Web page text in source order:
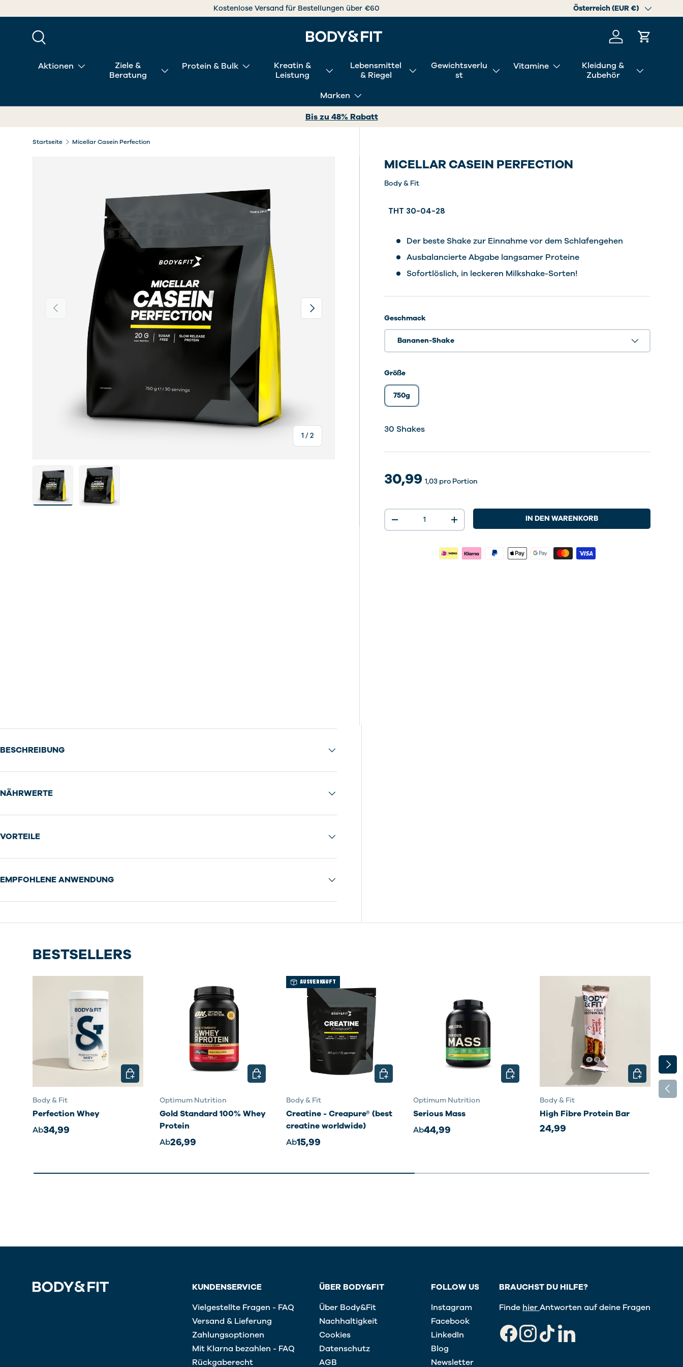
DIREKT ZUM INHALT
Kostenlose Versand für Bestellungen über €60 Land/Region
Österreich (EUR €)
Einloggen
Aktionen
Ziele &
Beratung
Protein & Bulk
Kreatin &
Leistung
Lebensmittel
& Riegel
Gewichtsverlu
st
Vitamine
Kleidung &
Zubehör
Marken
Bis zu 48% Rabatt
Startseite Micellar Casein Perfection
Vorherige
1 /von
2
Nächste
Bild 1 in Galerieansicht laden
Bild 7 in Galerieansicht laden
MICELLAR CASEIN PERFECTION
Body & Fit
THT 30-04-28
Der beste Shake zur Einnahme vor dem Schlafengehen
Ausbalancierte Abgabe langsamer Proteine
Sofortlöslich, in leckeren Milkshake-Sorten!
Geschmack
Bananen-Shake
Größe
750g
30 Shakes30 Shakes
30 Shakes
30 Shakes
30 Shakes
30 Shakes
30,99 1,03 pro Portion
Anzahl
-
+ IN DEN WARENKORB
BESCHREIBUNG
NÄHRWERTE
VORTEILE
EMPFOHLENE ANWENDUNG
BESTSELLERS
Body & Fit
Perfection Whey
Ab34,99
OPTIONEN AUSWÄHLEN
Optimum Nutrition
Gold Standard 100% Whey
Protein
Ab26,99
OPTIONEN AUSWÄHLEN
AUSVERKAUFT
Body & Fit
Creatine - Creapure® (best
creatine worldwide)
Ab15,99
OPTIONEN AUSWÄHLEN
Optimum Nutrition
Serious Mass
Ab44,99
OPTIONEN AUSWÄHLEN
Body & Fit
High Fibre Protein Bar
24,99
OPTIONEN
KUNDENSERVICE
Vielgestellte Fragen - FAQ
Versand & Lieferung
Zahlungsoptionen
Mit Klarna bezahlen - FAQ
Rückgaberecht
ÜBER BODY&FIT
Über Body&Fit
Nachhaltigkeit
Cookies
Datenschutz
AGB
FOLLOW US
Instagram
Facebook
LinkedIn
Blog
Newsletter
BRAUCHST DU HILFE?
Finde hierAntworten auf deine Fragen
FacebookInstagram
TikTokLinkedIn